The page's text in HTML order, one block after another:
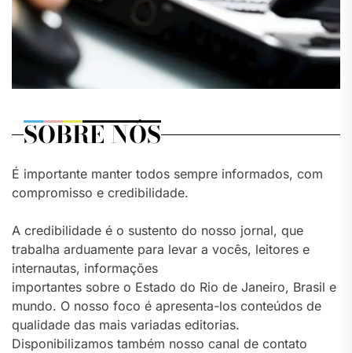
SOBRE NÓS
É importante manter todos sempre informados, com
compromisso e credibilidade.
A credibilidade é o sustento do nosso jornal, que
trabalha arduamente para levar a vocês, leitores e
internautas, informações
importantes sobre o Estado do Rio de Janeiro, Brasil e
mundo. O nosso foco é apresenta-los conteúdos de
qualidade das mais variadas editorias.
Disponibilizamos também nosso canal de contato